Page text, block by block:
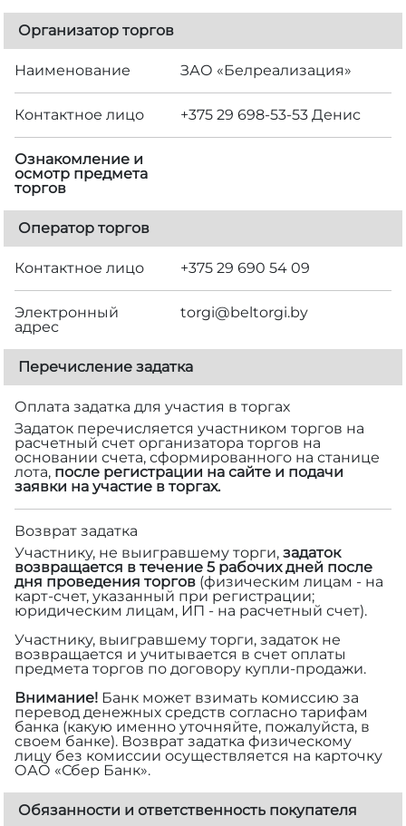
Организатор торгов
Наименование ЗАО «Белреализация»
Контактное лицо +375 29 698-53-53 Денис
Ознакомление и
осмотр предмета
торгов
Оператор торгов
Контактное лицо +375 29 690 54 09
Электронный
адрес
torgi@beltorgi.by
Перечисление задатка
Оплата задатка для участия в торгах
Задаток перечисляется участником торгов на
расчетный счет организатора торгов на
основании счета, сформированного на станице
лота, после регистрации на сайте и подачи
заявки на участие в торгах.
Возврат задатка
Участнику, не выигравшему торги, задаток
возвращается в течение 5 рабочих дней после
дня проведения торгов (физическим лицам - на
карт-счет, указанный при регистрации;
юридическим лицам, ИП - на расчетный счет).
Участнику, выигравшему торги, задаток не
возвращается и учитывается в счет оплаты
предмета торгов по договору купли-продажи.
Внимание! Банк может взимать комиссию за
перевод денежных средств согласно тарифам
банка (какую именно уточняйте, пожалуйста, в
своем банке). Возврат задатка физическому
лицу без комиссии осуществляется на карточку
ОАО «Сбер Банк».
Обязанности и ответственность покупателя